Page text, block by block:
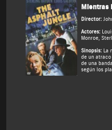
Mientras
Director:
Actores:
Monroe,
Sinopsis:La
de un
de una
según los